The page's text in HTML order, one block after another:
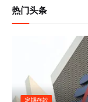
热门头条
定期存款